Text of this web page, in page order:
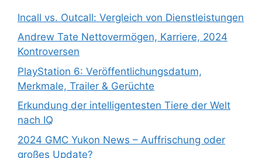
Incall vs. Outcall: Vergleich von Dienstleistungen
Andrew Tate Nettovermögen, Karriere, 2024
Kontroversen
PlayStation 6: Veröffentlichungsdatum,
Merkmale, Trailer & Gerüchte
Erkundung der intelligentesten Tiere der Welt
nach IQ
2024 GMC Yukon News – Auffrischung oder
großes Update?